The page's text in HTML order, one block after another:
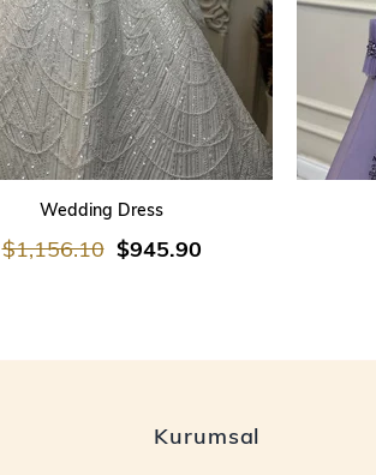
SEPETE EKLE
Wedding Dress
$945.90
$1,156.10
Kurumsal